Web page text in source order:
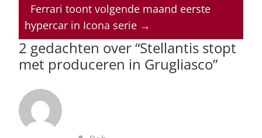
p
p
o
o
k
n s
Ferrari toont volgende maand eerste
hypercar in Icona serie →
2 gedachten over “Stellantis stopt
met produceren in Grugliasco”